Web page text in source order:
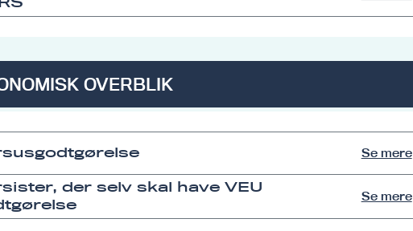
OVERBLIK
Se mere
der selv skal have VEU
Se mere